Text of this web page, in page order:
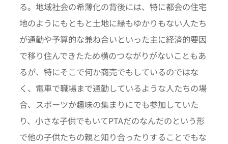
る。地域社会の希薄化の背後には、特に都会の住宅
地のようにもともと土地に縁もゆかりもない人たち
が通勤や予算的な兼ね合いといった主に経済的要因
で移り住んできたため横のつながりがないこともあ
るが、特にそこで何か商売でもしているのではな
く、電車で職場まで通勤しているような人たちの場
合、スポーツか趣味の集まりにでも参加していた
り、小さな子供でもいてPTAだのなんだのという形
で他の子供たちの親と知り合ったりすることでもな